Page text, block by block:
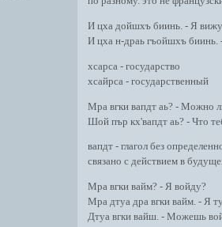
И цха дойшхъ биинь. - Я
И цха н-драь гъойшхъ
хсарса - государство
хсайрса - государственный
Мра вгки вапдт аь? - Можно
Шой пър кх'вапдт аь? - Что
вапдт - глагол без
связано с действием в
Мра вгки вайм? - Я войду?
Мра дтуа дра вгки вайм. - Я
Дтуа вгки вайш. - Можешь